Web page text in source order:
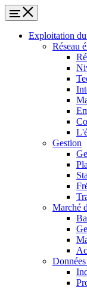
Exploitation du
Réseau
Gestion
Marché
Données